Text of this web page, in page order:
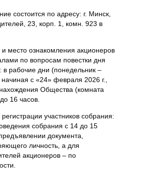
состоится по адресу: г. Минск,
23, корп. 1, комн. 923 в
место ознакомления акционеров
по вопросам повестки дня
в рабочие дни (понедельник –
с «24» февраля 2026 г.,
Общества (комната
16 часов.
участников собрания:
собрания с 14 до 15
документа,
личность, а для
акционеров – по